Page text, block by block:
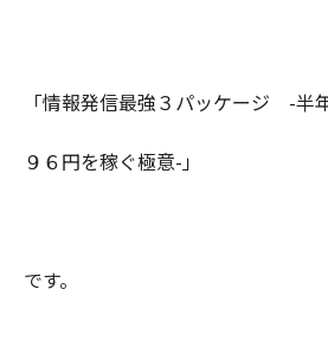
「情報発信最強３パッケージ -半
９６円を稼ぐ極意-」
です。